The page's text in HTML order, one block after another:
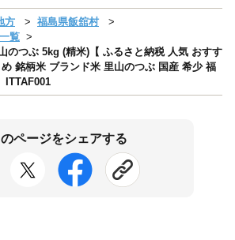
方
福島県飯舘村
覧
のつぶ 5kg (精米)【 ふるさと納税 人気 おすす
銘柄米 ブランド米 里山のつぶ 国産 希少 福
ITTAF001
ページをシェアする